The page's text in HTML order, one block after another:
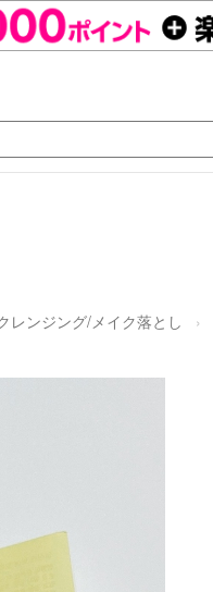
レンジング/メイク落とし